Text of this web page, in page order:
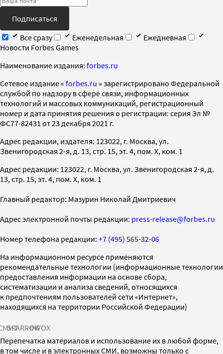
Подписаться
Все сразу
Еженедельная
Ежедневная
Новости Forbes Games
Наименование издания: forbes.ru
Cетевое издание « forbes.ru » зарегистрировано Федеральной
службой по надзору в сфере связи, информационных
технологий и массовых коммуникаций, регистрационный
номер и дата принятия решения о регистрации: серия Эл №
ФС77-82431 от 23 декабря 2021 г.
Адрес редакции, издателя: 123022, г. Москва, ул.
Звенигородская 2-я, д. 13, стр. 15, эт. 4, пом. X, ком. 1
Адрес редакции: 123022, г. Москва, ул. Звенигородская 2-я, д.
13, стр. 15, эт. 4, пом. X, ком. 1
Главный редактор: Мазурин Николай Дмитриевич
Адрес электронной почты редакции: press-release@forbes.ru
Номер телефона редакции: +7 (495) 565-32-06
На информационном ресурсе применяются
рекомендательные технологии (информационные технологии
предоставления информации на основе сбора,
систематизации и анализа сведений, относящихся
к предпочтениям пользователей сети «Интернет»,
находящихся на территории Российской Федерации)
SPARROWINFOX
Перепечатка материалов и использование их в любой форме,
в том числе и в электронных СМИ, возможны только с